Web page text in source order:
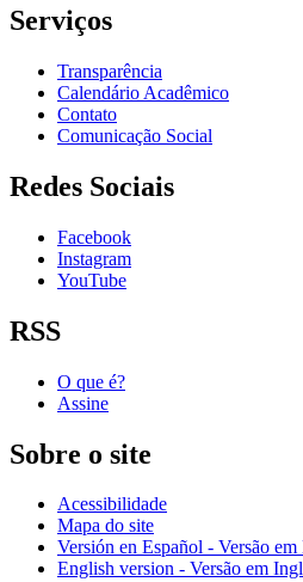
Serviços
Transparência
Calendário Acadêmico
Contato
Comunicação Social
Redes Sociais
Facebook
Instagram
YouTube
RSS
O que é?
Assine
Sobre o site
Acessibilidade
Mapa do site
Versión en Español - Versão em
English version - Versão em